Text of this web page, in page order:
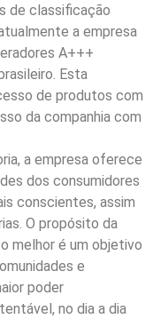
de classificação
a empresa
A+++
Esta
de produtos com
da companhia com
a empresa oferece
dos consumidores
conscientes, assim
O propósito da
melhor é um objetivo
e
poder
no dia a dia